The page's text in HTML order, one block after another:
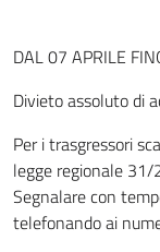
DAL 07 APRILE
Divieto assoluto di
Per i trasgressori
legge regionale
Segnalare con
telefonando ai